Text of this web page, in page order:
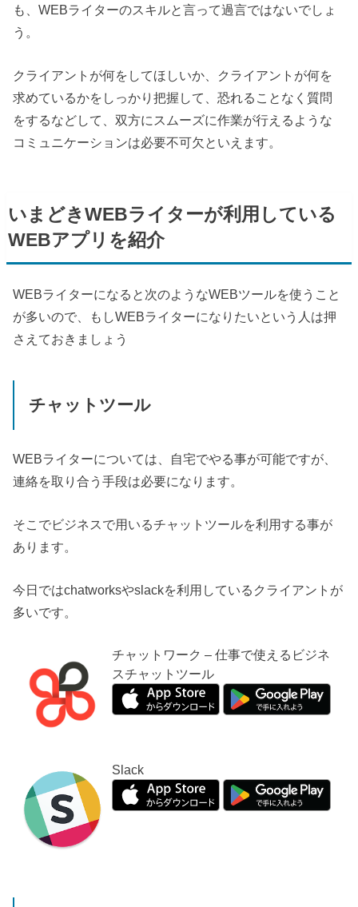
も、WEBライターのスキルと言って過言ではないでしょ
う。
クライアントが何をしてほしいか、クライアントが何を
求めているかをしっかり把握して、恐れることなく質問
をするなどして、双方にスムーズに作業が行えるような
コミュニケーションは必要不可欠といえます。
いまどきWEBライターが利用している
WEBアプリを紹介
WEBライターになると次のようなWEBツールを使うこと
が多いので、もしWEBライターになりたいという人は押
さえておきましょう
チャットツール
WEBライターについては、自宅でやる事が可能ですが、
連絡を取り合う手段は必要になります。
そこでビジネスで用いるチャットツールを利用する事が
あります。
今日ではchatworksやslackを利用しているクライアントが
多いです。
チャットワーク – 仕事で使えるビジネ
スチャットツール
Slack